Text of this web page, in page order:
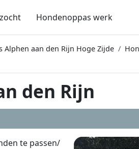
Hondenoppas werk
Alphen aan den Rijn Hoge Zijde
den Rijn
te passen/